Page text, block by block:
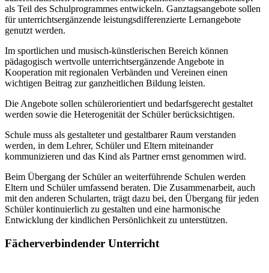
als Teil des Schulprogrammes entwickeln. Ganztagsangebote sollen
für unterrichtsergänzende leistungsdifferenzierte Lernangebote
genutzt werden.
Im sportlichen und musisch-künstlerischen Bereich können
pädagogisch wertvolle unterrichtsergänzende Angebote in
Kooperation mit regionalen Verbänden und Vereinen einen
wichtigen Beitrag zur ganzheitlichen Bildung leisten.
Die Angebote sollen schülerorientiert und bedarfsgerecht gestaltet
werden sowie die Heterogenität der Schüler berücksichtigen.
Schule muss als gestalteter und gestaltbarer Raum verstanden
werden, in dem Lehrer, Schüler und Eltern miteinander
kommunizieren und das Kind als Partner ernst genommen wird.
Beim Übergang der Schüler an weiterführende Schulen werden
Eltern und Schüler umfassend beraten. Die Zusammenarbeit, auch
mit den anderen Schularten, trägt dazu bei, den Übergang für jeden
Schüler kontinuierlich zu gestalten und eine harmonische
Entwicklung der kindlichen Persönlichkeit zu unterstützen.
Fächerverbindender Unterricht